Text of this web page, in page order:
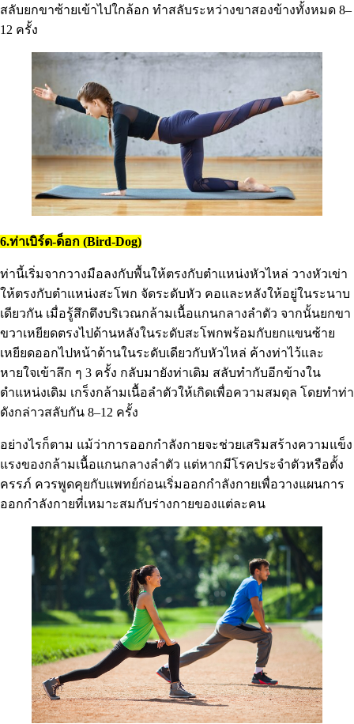
สลับยกขาซ้ายเข้าไปใกล้อก ทำสลับระหว่างขาสองข้างทั้งหมด 8–
12 ครั้ง
6.ท่าเบิร์ด-ด็อก (Bird-Dog)
ท่านี้เริ่มจากวางมือลงกับพื้นให้ตรงกับตำแหน่งหัวไหล่ วางหัวเข่า
ให้ตรงกับตำแหน่งสะโพก จัดระดับหัว คอและหลังให้อยู่ในระนาบ
เดียวกัน เมื่อรู้สึกตึงบริเวณกล้ามเนื้อแกนกลางลำตัว จากนั้นยกขา
ขวาเหยียดตรงไปด้านหลังในระดับสะโพกพร้อมกับยกแขนซ้าย
เหยียดออกไปหน้าด้านในระดับเดียวกับหัวไหล่ ค้างท่าไว้และ
หายใจเข้าลึก ๆ 3 ครั้ง กลับมายังท่าเดิม สลับทำกับอีกข้างใน
ตำแหน่งเดิม เกร็งกล้ามเนื้อลำตัวให้เกิดเพื่อความสมดุล โดยทำท่า
ดังกล่าวสลับกัน 8–12 ครั้ง
อย่างไรก็ตาม แม้ว่าการออกกำลังกายจะช่วยเสริมสร้างความแข็ง
แรงของกล้ามเนื้อแกนกลางลำตัว แต่หากมีโรคประจำตัวหรือตั้ง
ครรภ์ ควรพูดคุยกับแพทย์ก่อนเริ่มออกกำลังกายเพื่อวางแผนการ
ออกกำลังกายที่เหมาะสมกับร่างกายของแต่ละคน